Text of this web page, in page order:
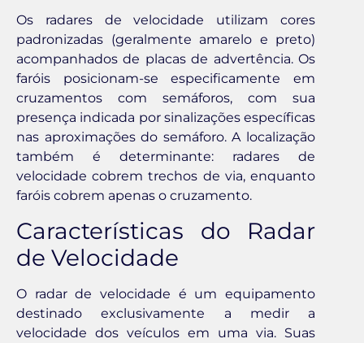
Os radares de velocidade utilizam cores
padronizadas (geralmente amarelo e preto)
acompanhados de placas de advertência. Os
faróis posicionam-se especificamente em
cruzamentos com semáforos, com sua
presença indicada por sinalizações específicas
nas aproximações do semáforo. A localização
também é determinante: radares de
velocidade cobrem trechos de via, enquanto
faróis cobrem apenas o cruzamento.
Características do Radar
de Velocidade
O radar de velocidade é um equipamento
destinado exclusivamente a medir a
velocidade dos veículos em uma via. Suas